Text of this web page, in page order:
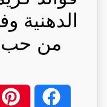
الدهنية
من حب